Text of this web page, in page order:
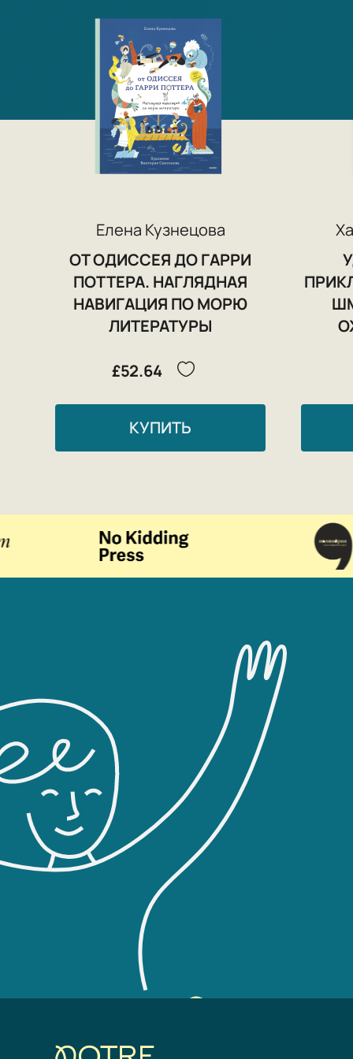
Елена Кузнецова
ОТ ОДИССЕЯ ДО ГАРРИ
ПОТТЕРА. НАГЛЯДНАЯ
НАВИГАЦИЯ ПО МОРЮ
ЛИТЕРАТУРЫ
£52.64
КУПИТЬ